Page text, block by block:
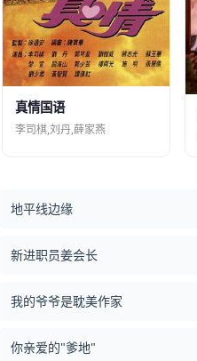
真情国语
李司棋,刘丹,薛家燕
地平线边缘
新进职员姜会长
我的爷爷是耽美作家
你亲爱的"爹地"